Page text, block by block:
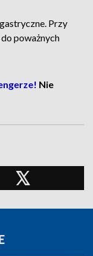
Przy
poważnych
Nie